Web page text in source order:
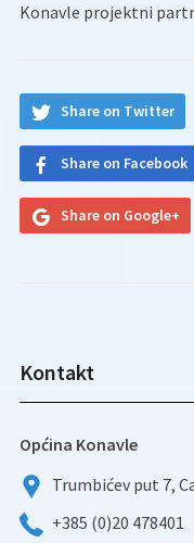
Konavle projektni
Share on Twitter
Share on Facebook
Share on Google+
Kontakt
Općina Konavle
Trumbićev put 7,
+385 (0)20 478401